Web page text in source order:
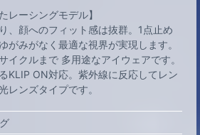
レーシングモデル】
、顔へのフィット感は抜群。1点止め
がみがなく最適な視界が実現します。
イクルまで 多用途なアイウェアです。
KLIP ON対応。紫外線に反応してレン
レンズタイプです。